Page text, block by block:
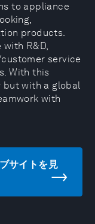
to appliance
products.
R&D,
service
With this
with a global
with
サイトを見